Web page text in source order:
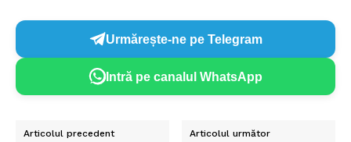
Urmărește-ne pe Telegram
Intră pe canalul WhatsApp
Articolul precedent Articolul următor